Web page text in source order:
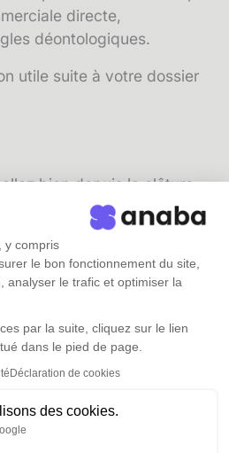
y compris
le bon fonctionnement du site,
analyser le trafic et optimiser la
par la suite, cliquez sur le lien
dans le pied de page.
Déclaration de cookies
des cookies.
directe,
déontologiques.
utile suite à votre dossier
bien depuis la clôture
contacter car [une
décision de justice
modifier les règles en
votre [entreprise /
familiale], cela pourrait
le point, je suis
informel. Dans le